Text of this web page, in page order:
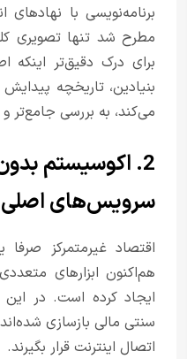
برنامه‌نویسی با
مطرح شد تنها تصویری
برای درک دقیق‌تر اینکه
بنیادین، تاریخچه
می‌کند، به بررسی جامع‌تر و
2. اکوسیستم
سرویس‌های اصلی
اقتصاد غیرمتمرکز
هم‌اکنون ابزارهای
ایجاد کرده است. در
سنتی مالی بازسازی
اتصال اینترنت قرار بگیرند.